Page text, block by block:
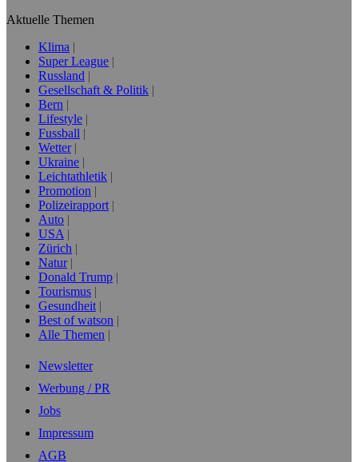
Aktuelle Themen
Klima
Super League
Russland
Gesellschaft & Politik
Bern
Lifestyle
Fussball
Wetter
Ukraine
Leichtathletik
Promotion
Polizeirapport
Auto
USA
Zürich
Natur
Donald Trump
Tourismus
Gesundheit
Best of watson
Alle Themen
Newsletter
Werbung / PR
Jobs
Impressum
AGB